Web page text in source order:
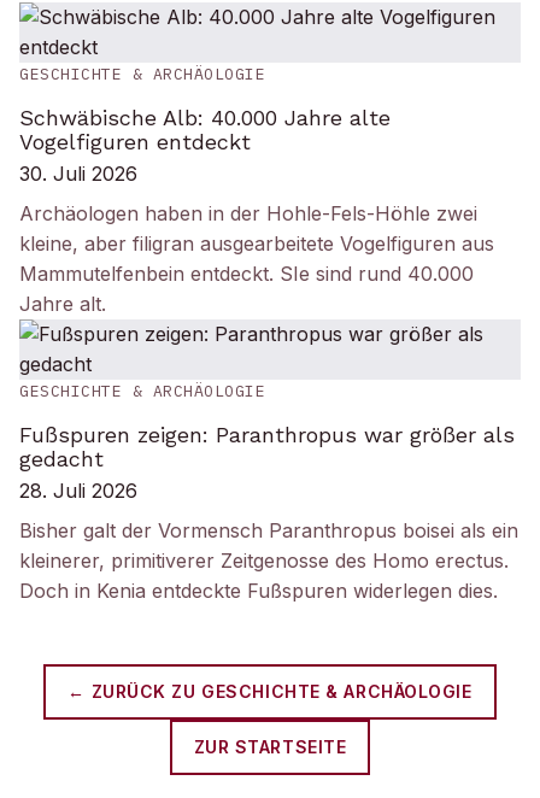
GESCHICHTE & ARCHÄOLOGIE
Schwäbische Alb: 40.000 Jahre alte
Vogelfiguren entdeckt
30. Juli 2026
Archäologen haben in der Hohle-Fels-Höhle zwei
kleine, aber filigran ausgearbeitete Vogelfiguren aus
Mammutelfenbein entdeckt. SIe sind rund 40.000
Jahre alt.
GESCHICHTE & ARCHÄOLOGIE
Fußspuren zeigen: Paranthropus war größer als
gedacht
28. Juli 2026
Bisher galt der Vormensch Paranthropus boisei als ein
kleinerer, primitiverer Zeitgenosse des Homo erectus.
Doch in Kenia entdeckte Fußspuren widerlegen dies.
← ZURÜCK ZU GESCHICHTE & ARCHÄOLOGIE
ZUR STARTSEITE